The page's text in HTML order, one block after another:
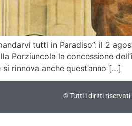
tutti in Paradiso”: il 2
Porziuncola la concessione
rinnova anche quest’anno […]
© Tutti i diritti riservati